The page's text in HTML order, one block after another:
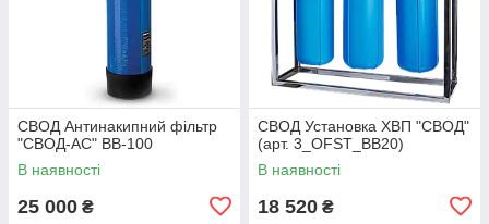
СВОД Антинакипний фільтр
"СВОД-АС" BB-100
В наявності
25 000 ₴
СВОД Установка ХВП "СВОД"
(арт. 3_OFST_BB20)
В наявності
18 520 ₴